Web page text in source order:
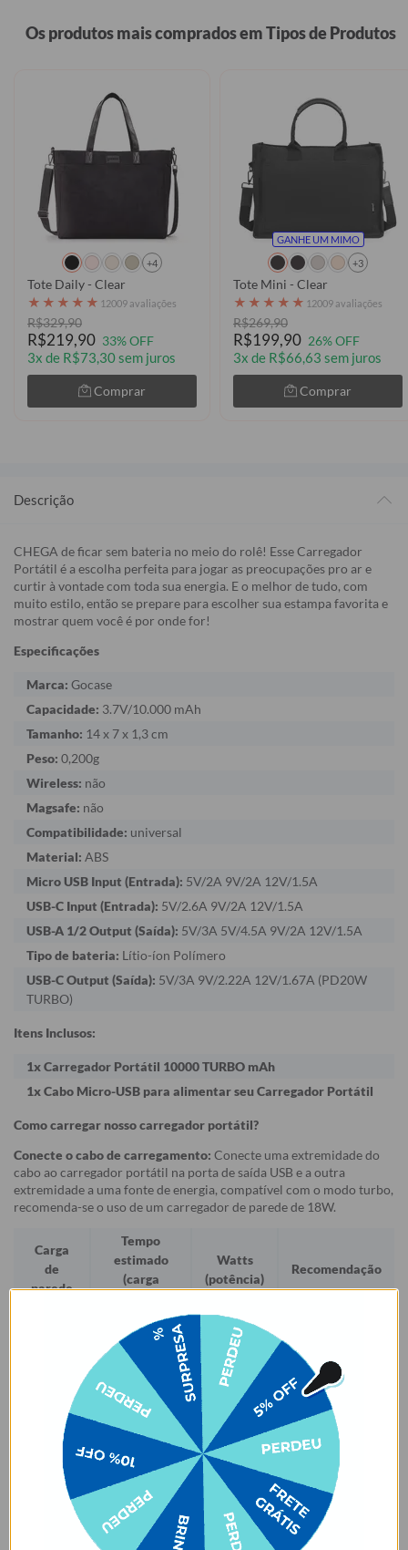
Os produtos mais comprados em Tipos de Produtos
+4
Tote Daily - Clear
★ ★ ★ ★ ★ 12009 avaliações
R$329,90
R$219,90 33% OFF
3x de R$73,30 sem juros
Comprar
GANHE UM MIMO
+3
Tote Mini - Clear
★ ★ ★ ★ ★ 12009 avaliações
R$269,90
R$199,90 26% OFF
3x de R$66,63 sem juros
Comprar
Descrição
CHEGA de ficar sem bateria no meio do rolê! Esse Carregador
Portátil é a escolha perfeita para jogar as preocupações pro ar e
curtir à vontade com toda sua energia. E o melhor de tudo, com
muito estilo, então se prepare para escolher sua estampa favorita e
mostrar quem você é por onde for!
Especificações
Marca: Gocase
Capacidade: 3.7V/10.000 mAh
Tamanho: 14 x 7 x 1,3 cm
Peso: 0,200g
Wireless: não
Magsafe: não
Compatibilidade: universal
Material: ABS
Micro USB Input (Entrada): 5V/2A 9V/2A 12V/1.5A
USB-C Input (Entrada): 5V/2.6A 9V/2A 12V/1.5A
USB-A 1/2 Output (Saída): 5V/3A 5V/4.5A 9V/2A 12V/1.5A
Tipo de bateria: Lítio-íon Polímero
USB-C Output (Saída): 5V/3A 9V/2.22A 12V/1.67A (PD20W
TURBO)
Itens Inclusos:
1x Carregador Portátil 10000 TURBO mAh
1x Cabo Micro-USB para alimentar seu Carregador Portátil
Como carregar nosso carregador portátil?
Conecte o cabo de carregamento: Conecte uma extremidade do
cabo ao carregador portátil na porta de saída USB e a outra
extremidade a uma fonte de energia, compatível com o modo turbo,
recomenda-se o uso de um carregador de parede de 18W.
Carga
de
parede
Tempo
estimado
(carga
Watts
(potência)
Recomendação
5h 42min
5W
4h 18min
10W
(turbo)
3h 33min 18W
12V1.5A
(turbo)
3h 24min 18W
Nosso carregador portátil oferece um carregamento turbo quando
você o conecta usando o cabo USB-C e uma tomada com mais de
18W. Além disso, ele pode carregar rapidamente até 20W quando
usado com o cabo micro-USB, contanto que seu dispositivo seja